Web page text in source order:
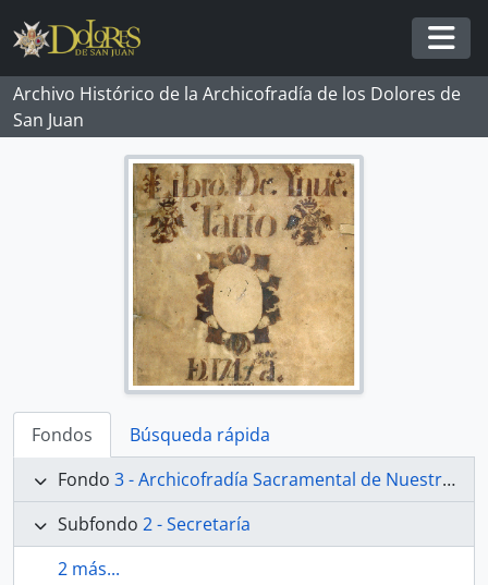
Skip to main content
Archivo Histórico de la Archicofradía de los Dolores de
San Juan
Fondos
Búsqueda rápida
Fondo 3 - Archicofradía Sacramental de Nuestra Señora de los Dolores
Subfondo 2 - Secretaría
2 más...